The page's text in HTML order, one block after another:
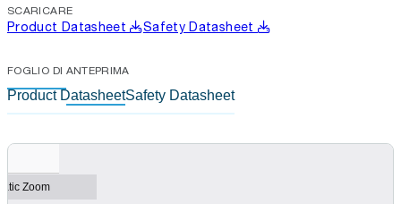
SCARICARE
Product Datasheet Safety Datasheet
FOGLIO DI ANTEPRIMA
Product DatasheetSafety Datasheet